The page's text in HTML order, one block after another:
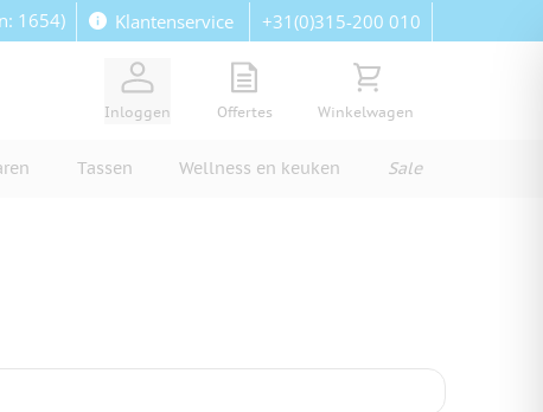
1654) Klantenservice +31(0)315-200 010
Inloggen
View quote, Quote is empty
Offertes
Bekijk winkelwagen,
Winkelwagen
Tassen Wellness en keuken Sale